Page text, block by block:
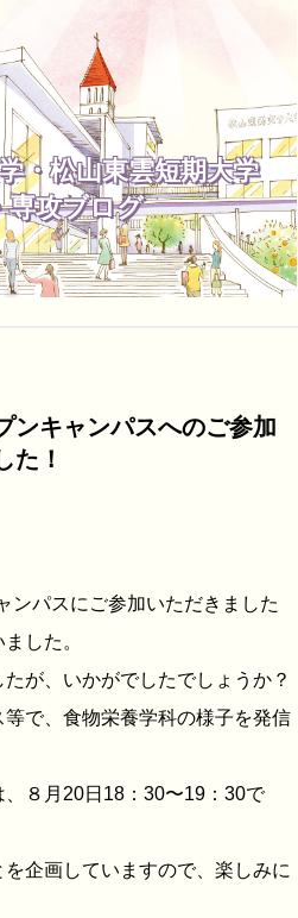
・松山東雲短期大学
専攻ブログ
ンキャンパスへのご参加
た！
ンパスにご参加いただきました
した。
が、いかがでしたでしょうか？
で、食物栄養学科の様子を発信
８月20日18：30〜19：30で
企画していますので、楽しみに